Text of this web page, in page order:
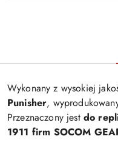
Wykonany z wysokiej
Punisher,
Przeznaczony jestdo
1911 firm SOCOM